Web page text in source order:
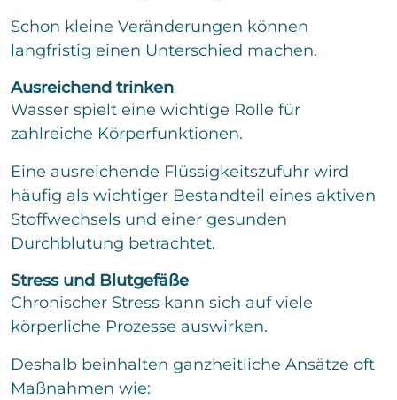
Schon kleine Veränderungen können
langfristig einen Unterschied machen.
Ausreichend trinken
Wasser spielt eine wichtige Rolle für
zahlreiche Körperfunktionen.
Eine ausreichende Flüssigkeitszufuhr wird
häufig als wichtiger Bestandteil eines aktiven
Stoffwechsels und einer gesunden
Durchblutung betrachtet.
Stress und Blutgefäße
Chronischer Stress kann sich auf viele
körperliche Prozesse auswirken.
Deshalb beinhalten ganzheitliche Ansätze oft
Maßnahmen wie: